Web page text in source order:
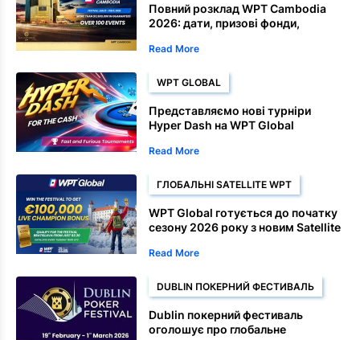
Повний розклад WPT Cambodia
2026: дати, призові фонди,
Read More
WPT GLOBAL
Представляємо нові турніри
Hyper Dash на WPT Global
Read More
ГЛОБАЛЬНІ SATELLITE WPT
WPT Global готується до початку
сезону 2026 року з новим Satellite
Read More
DUBLIN ПОКЕРНИЙ ФЕСТИВАЛЬ
Dublin покерний фестиваль
оголошує про глобальне